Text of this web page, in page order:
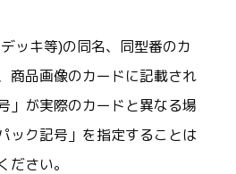
ッキ等)の同名、同型番のカ
商品画像のカードに記載され
」が実際のカードと異なる場
ック記号」を指定することは
ださい。